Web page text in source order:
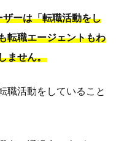
ーは「転職活動をし
転職エージェントもわ
ません。
職活動をしていること